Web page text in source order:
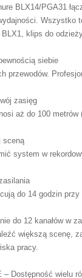
BLX14/PGA31
Wszystko
klips do
siebie
przewodów.
zasięg
aż do 100
sceną
system w
do 14 godzin
do 12 kanałów w
większą scenę,
pracy.
– Dostępność wielu